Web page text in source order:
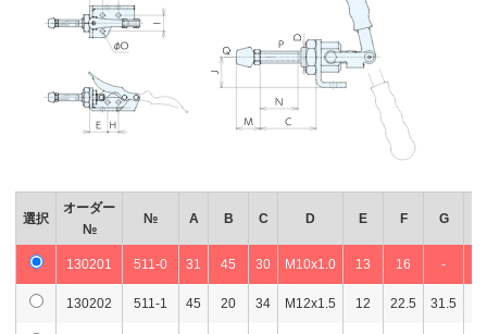
選択
オーダー
№
№ A B C D E F G
130201 511-0 31 45 30 M10x1.0 13 16 -
130202 511-1 45 20 34 M12x1.5 12 22.5 31.5